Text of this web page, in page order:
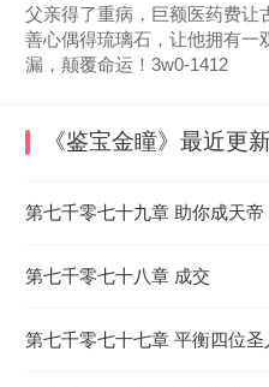
父亲得了重病，巨额医药费让
善心偶得琉璃石，让他拥有一
漏，颠覆命运！3w0-1412
《鉴宝金瞳》 最近更
第七千零七十九章 助你成天帝
第七千零七十八章 成交
第七千零七十七章 平衡四位圣